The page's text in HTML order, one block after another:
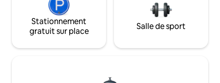
Stationnement
gratuit sur place
Salle de sport